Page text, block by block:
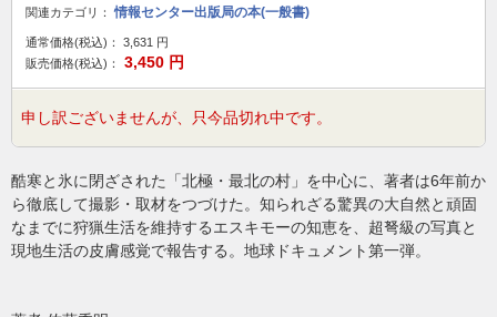
関連カテゴリ： 情報センター出版局の本(一般書)
通常価格(税込)： 3,631 円
販売価格(税込)：
3,450 円
申し訳ございませんが、只今品切れ中です。
酷寒と氷に閉ざされた「北極・最北の村」を中心に、著者は6年前か
ら徹底して撮影・取材をつづけた。知られざる驚異の大自然と頑固
なまでに狩猟生活を維持するエスキモーの知恵を、超弩級の写真と
現地生活の皮膚感覚で報告する。地球ドキュメント第一弾。